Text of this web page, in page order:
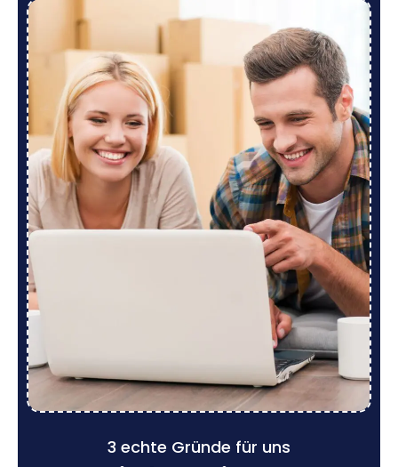
3 echte Gründe für uns